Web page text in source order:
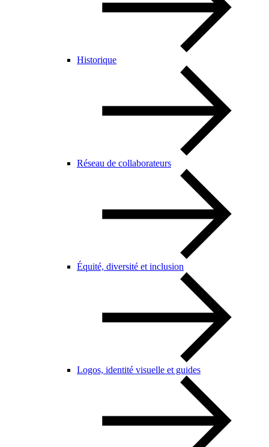
Historique
Réseau de collaborateurs
Équité, diversité et inclusion
Logos, identité visuelle et guides